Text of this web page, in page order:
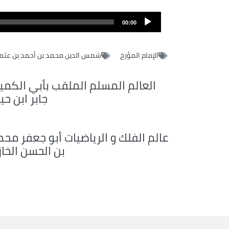
00:00
الإمام المؤرخ شمس الدين محمد بن أحمد بن
العالم المسلم الملقب بأبي
جابر ابن
عالم الفلك و الرياضيات أبو جعفر
بن الحسن